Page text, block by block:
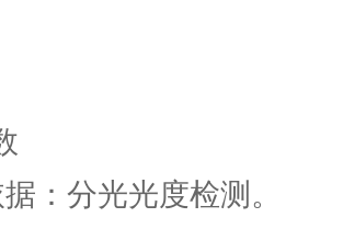
：分光光度检测。